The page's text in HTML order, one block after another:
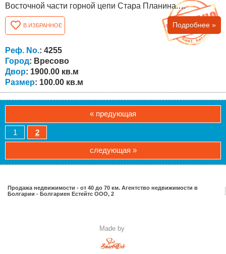
Восточной части горной цепи Стара Планина.
Расстояния: до аэропорта в Бургасе - 45 км, до г. Айтос в
15 км. Планировка: большая гостиная, совмещенная с
кухней (40 кв.м.), две спальни, две ванные комнаты с
туалетами, влажное помещение для стиральной
В ИЗБРАННОЕ Подробнее »
Реф. No.: 4255
Город: Вресово
Двор: 1900.00 кв.м
Размер: 100.00 кв.м
« предующая
1 2
следующая »
Продажа недвижимости - от 40 до 70 км. Агентство недвижимости в
Болгарии - Болгариен Естейтс ООО, 2
Made by